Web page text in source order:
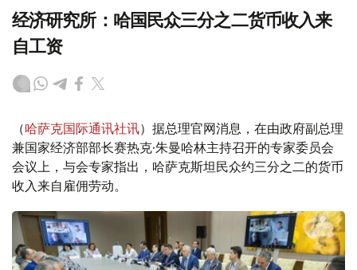
经济研究所：哈国民众三分之二货币收入来
自工资
（哈萨克国际通讯社讯）据总理官网消息，在由政府副总理
兼国家经济部部长赛热克·朱曼哈林主持召开的专家委员会
会议上，与会专家指出，哈萨克斯坦民众约三分之二的货币
收入来自雇佣劳动。